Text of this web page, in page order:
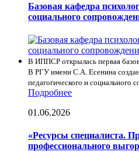
Базовая кафедра
социального
В ИППСР открылась первая
В РГУ имени С.А. Есенина
педагогического и социального
Подробнее
01.06.2026
«Ресурсы специалиста.
профессионального